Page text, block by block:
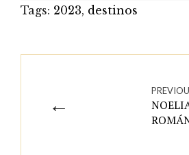
Tags: 2023, destinos
←